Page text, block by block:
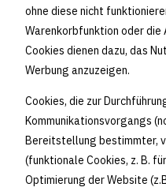
ohne diese nicht
Warenkorbfunktion oder die
Cookies dienen dazu, das
Werbung anzuzeigen.
Cookies, die zur
Kommunikationsvorgangs
Bereitstellung bestimmter,
(funktionale Cookies, z. B.
Optimierung der Website